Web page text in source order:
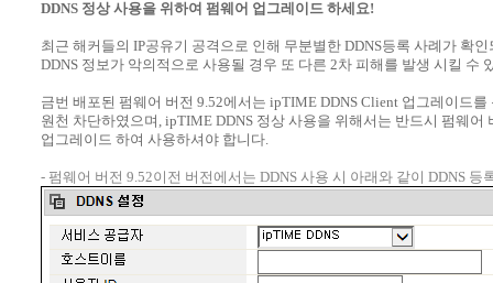
DDNS 정상 사용을 위하여 펌웨어 업그레이드 하세요!
최근 해커들의 IP공유기 공격으로 인해 무분별한 DDNS등록 사례가 확
DDNS 정보가 악의적으로 사용될 경우 또 다른 2차 피해를 발생 시킬 수
금번 배포된 펌웨어 버전 9.52에서는 ipTIME DDNS Client 업그레이드를
원천 차단하였으며, ipTIME DDNS 정상 사용을 위해서는 반드시 펌웨어
업그레이드 하여 사용하셔야 합니다.
- 펌웨어 버전 9.52이전 버전에서는 DDNS 사용 시 아래와 같이 DDNS 등